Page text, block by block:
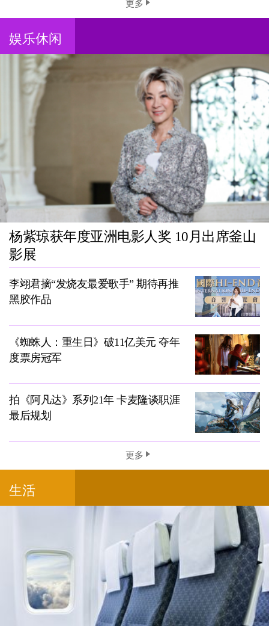
更多
娱乐休闲
杨紫琼获年度亚洲电影人奖 10月出席釜山
影展
李翊君摘“发烧友最爱歌手” 期待再推
黑胶作品
《蜘蛛人：重生日》破11亿美元 夺年
度票房冠军
拍《阿凡达》系列21年 卡麦隆谈职涯
最后规划
更多
生活